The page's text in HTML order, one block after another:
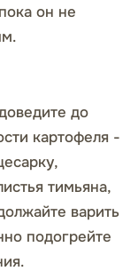
он не
до
картофеля -
тимьяна,
варить
подогрейте